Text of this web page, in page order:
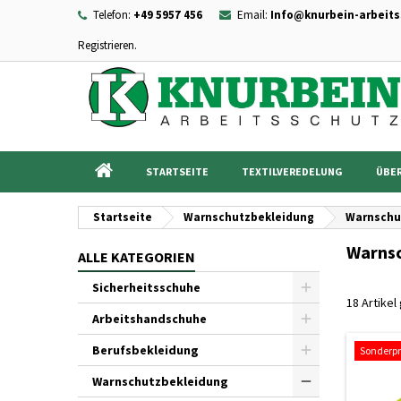
Telefon: +49 5957 456 Email: Info@knurbein-
Registrieren.
STARTSEITE TEXTILVEREDELUNG
Startseite Warnschutzbekleidung
ALLE KATEGORIEN
Sicherheitsschuhe
Arbeitshandschuhe
Berufsbekleidung
Warnschutzbekleidung
18 Artikel
add_circle_outline